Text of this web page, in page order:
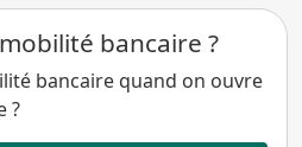
bancaire ?
bancaire quand on ouvre
?